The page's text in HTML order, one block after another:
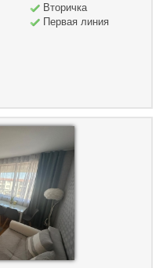
Вторичка
Первая линия